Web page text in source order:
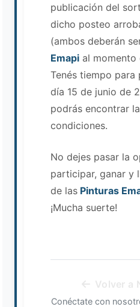
publicación del
dicho posteo
(ambos deberán
Emapi al
Tenés tiempo
día 15 de junio de
podrás encontrar
condiciones.
No dejes pasar la
participar, ganar y
de las Pinturas
¡Mucha suerte!
Conéctate con